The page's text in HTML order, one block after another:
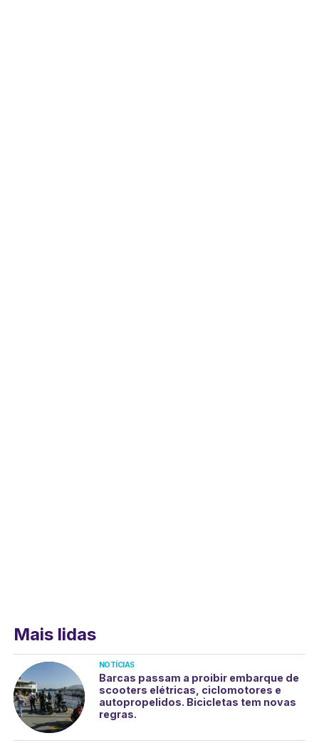
Mais lidas
NOTÍCIAS
Barcas passam a proibir embarque de
scooters elétricas, ciclomotores e
autopropelidos. Bicicletas tem novas
regras.